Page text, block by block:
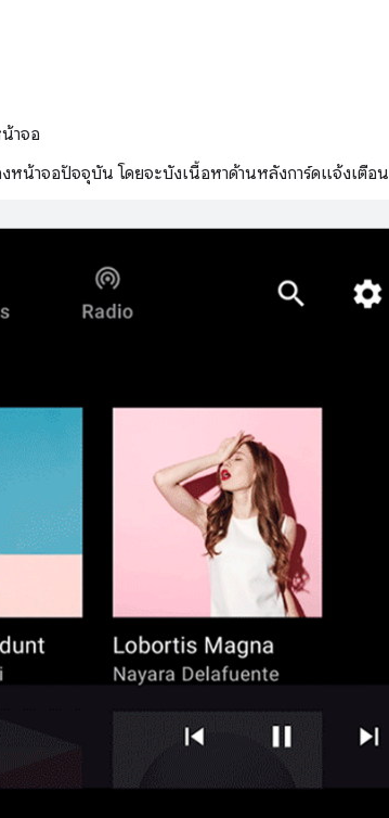
าจอ
น้าจอปัจจุบัน โดยจะบังเนื้อหาด้านหลังการ์ดแจ้งเตือน